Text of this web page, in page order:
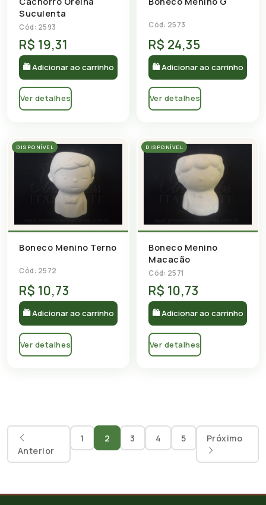
Suculenta
Cód: 2593
R$ 19,31
🛍 Adicionar ao carrinho
Ver detalhes
Cód: 2573
R$ 24,35
🛍 Adicionar ao carrinho
Ver detalhes
DISPONÍVEL
Boneco Menino Terno
Cód: 2572
R$ 10,73
🛍 Adicionar ao carrinho
Ver detalhes
DISPONÍVEL
Boneco Menino
Macacão
Cód: 2571
R$ 10,73
🛍 Adicionar ao carrinho
Ver detalhes
Anterior
1 2 3 4 5 Próximo